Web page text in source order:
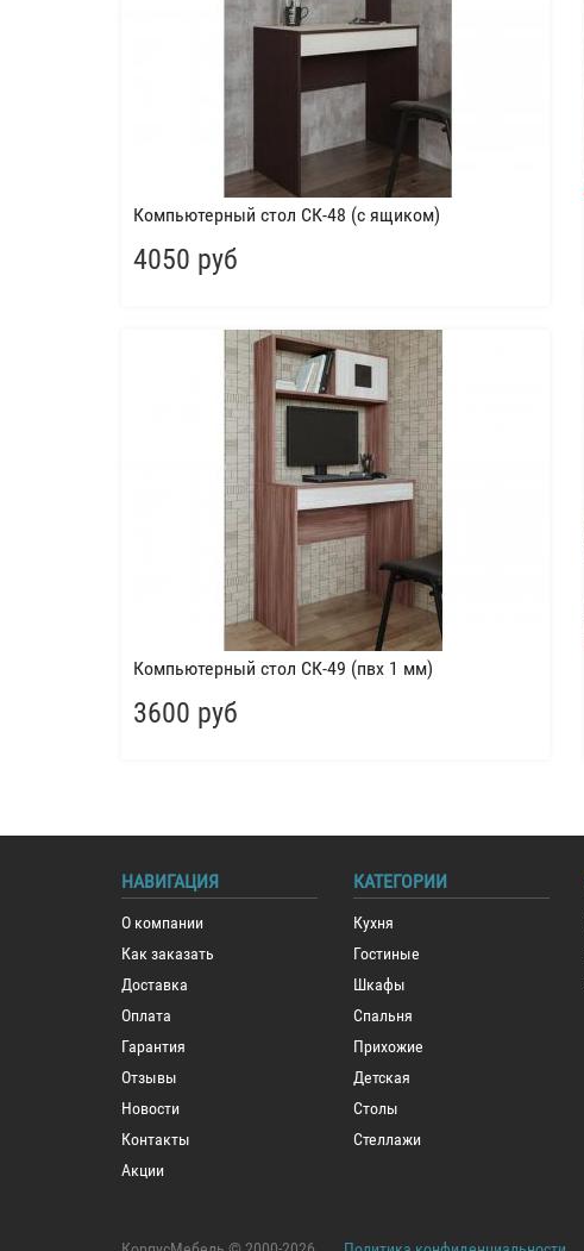
Компьютерный стол СК-48 (с ящиком)
4050 руб
Компьютерный стол СК-49 (пвх 1 мм)
3600 руб
НАВИГАЦИЯ
О компании
Как заказать
Доставка
Оплата
Гарантия
Отзывы
Новости
Контакты
Акции
КАТЕГОРИИ
Кухня
Гостиные
Шкафы
Спальня
Прихожие
Детская
Столы
Стеллажи